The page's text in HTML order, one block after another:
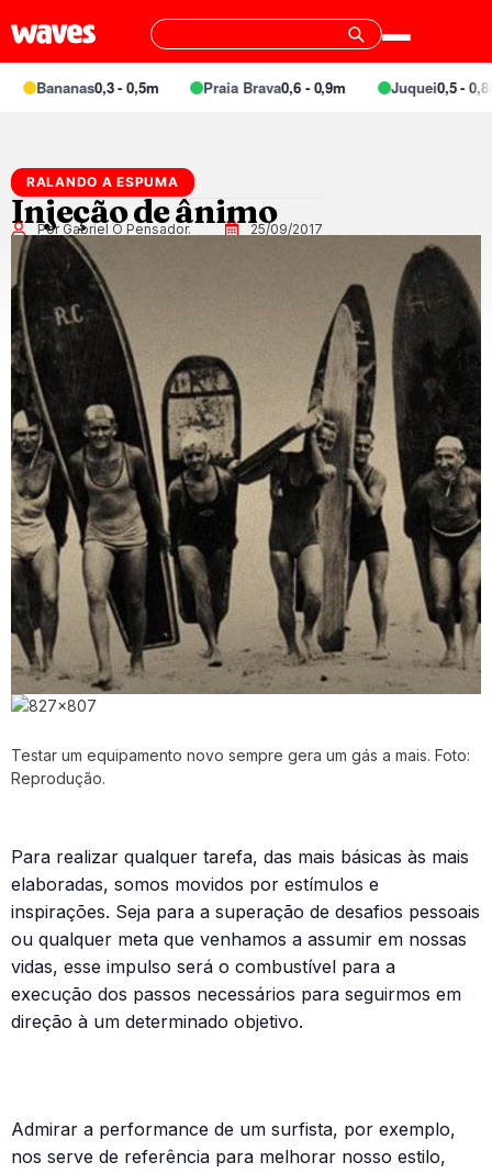
Bananas0,3 - 0,5m Praia Brava0,6 - 0,9m Juquei0,5 - 0,8m
RALANDO A ESPUMA
Injeção de ânimo
Por Gabriel O Pensador. 25/09/2017
Testar um equipamento novo sempre gera um gás a mais. Foto:
Reprodução.
Para realizar qualquer tarefa, das mais básicas às mais
elaboradas, somos movidos por estímulos e
inspirações. Seja para a superação de desafios pessoais
ou qualquer meta que venhamos a assumir em nossas
vidas, esse impulso será o combustível para a
execução dos passos necessários para seguirmos em
direção à um determinado objetivo.
Admirar a performance de um surfista, por exemplo,
nos serve de referência para melhorar nosso estilo,